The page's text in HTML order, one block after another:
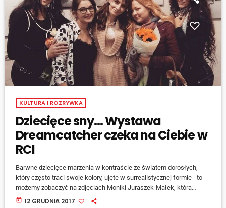
KULTURA I ROZRYWKA
Dziecięce sny… Wystawa
Dreamcatcher czeka na Ciebie w
RCI
Barwne dziecięce marzenia w kontraście ze światem dorosłych,
który często traci swoje kolory, ujęte w surrealistycznej formie - to
możemy zobaczyć na zdjęciach Moniki Juraszek-Małek, która
wspólnie z Ewą Lenard przygotowała wystawę zatytułowaną
today 12 GRUDNIA 2017